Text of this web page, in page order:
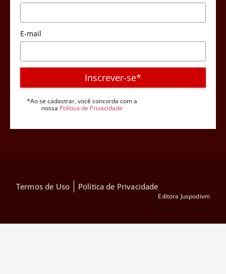
E-mail
Inscrever-se*
*Ao se cadastrar, você concorda com a
nossa Política de Privacidade
Termos de Uso Política de Privacidade
Editora Juspodivm